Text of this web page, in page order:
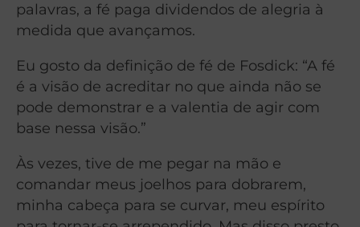
palavras, a fé paga dividendos de alegria à
medida que avançamos.
Eu gosto da definição de fé de Fosdick: “A fé
é a visão de acreditar no que ainda não se
pode demonstrar e a valentia de agir com
base nessa visão.”
Às vezes, tive de me pegar na mão e
comandar meus joelhos para dobrarem,
minha cabeça para se curvar, meu espírito